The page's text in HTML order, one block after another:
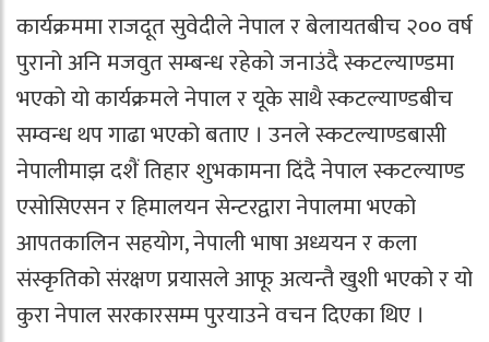
कार्यक्रममा राजदूत सुवेदीले नेपाल र बेलायतबीच २०० वर्ष
पुरानो अनि मजवुत सम्बन्ध रहेको जनाउंदै स्कटल्याण्डमा
भएको यो कार्यक्रमले नेपाल र यूके साथै स्कटल्याण्डबीच
सम्वन्ध थप गाढा भएको बताए । उनले स्कटल्याण्डबासी
नेपालीमाझ दशैं तिहार शुभकामना दिंदै नेपाल स्कटल्याण्ड
एसोसिएसन र हिमालयन सेन्टरद्वारा नेपालमा भएको
आपतकालिन सहयोग, नेपाली भाषा अध्ययन र कला
संस्कृतिको संरक्षण प्रयासले आफू अत्यन्तै खुशी भएको र यो
कुरा नेपाल सरकारसम्म पुरयाउने वचन दिएका थिए ।